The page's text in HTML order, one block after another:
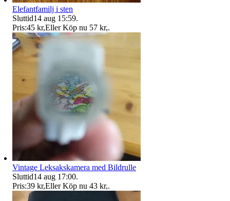
Elefantfamilj i sten
Sluttid14 aug 15:59.
Pris:45 kr,Eller Köp nu 57 kr,.
Vintage Leksakskamera med Bildrulle
Sluttid14 aug 17:00.
Pris:39 kr,Eller Köp nu 43 kr,.